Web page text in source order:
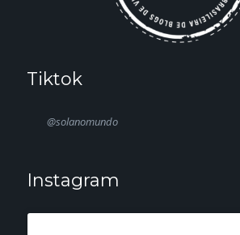
Tiktok
@solanomundo
Instagram